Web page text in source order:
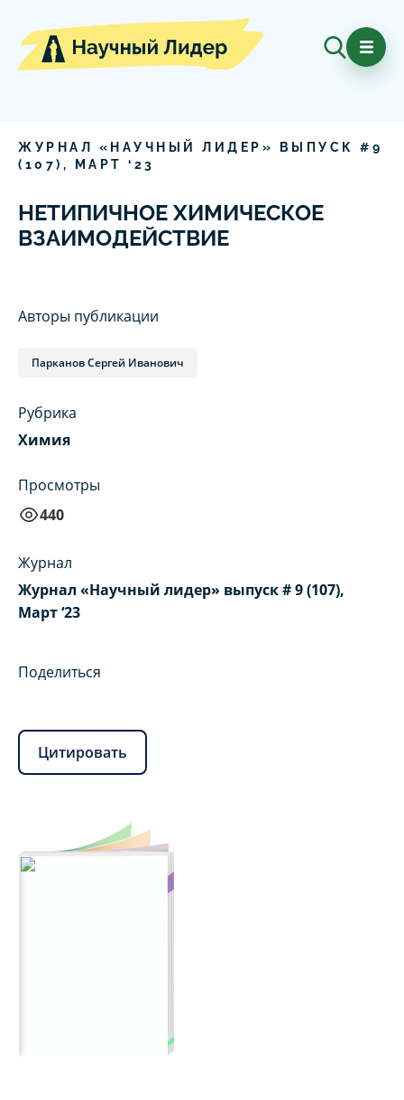
ЖУРНАЛ «НАУЧНЫЙ ЛИДЕР» ВЫПУСК # 9
( 107), МАРТ ‘ 23
НЕТИПИЧНОЕ ХИМИЧЕСКОЕ
ВЗАИМОДЕЙСТВИЕ
Авторы публикации
Парканов Сергей Иванович
Рубрика
Химия
Просмотры
440
Журнал
Журнал «Научный лидер» выпуск # 9 (107),
Март ‘23
Поделиться
Цитировать